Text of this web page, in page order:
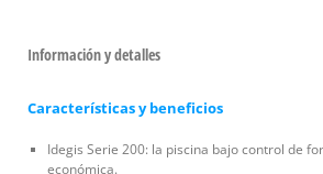
Información y detalles
Características y beneficios
Idegis Serie 200: la piscina bajo control de
económica.